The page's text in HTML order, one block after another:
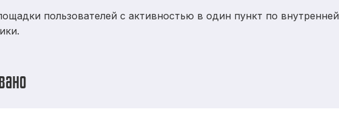
пользователей с активностью в один пункт по внутренней